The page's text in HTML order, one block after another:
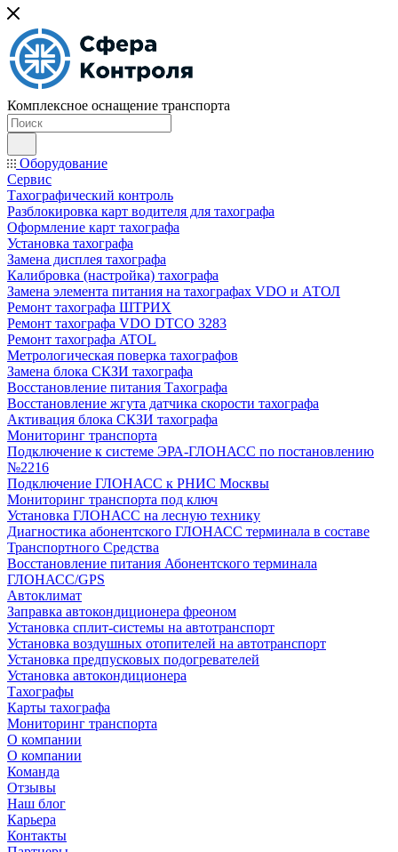
Комплексное оснащение транспорта
Оборудование
Сервис
Тахографический контроль
Разблокировка карт водителя для тахографа
Оформление карт тахографа
Установка тахографа
Замена дисплея тахографа
Калибровка (настройка) тахографа
Замена элемента питания на тахографах VDO и АТОЛ
Ремонт тахографа ШТРИХ
Ремонт тахографа VDO DTCO 3283
Ремонт тахографа ATOL
Метрологическая поверка тахографов
Замена блока СКЗИ тахографа
Восстановление питания Тахографа
Восстановление жгута датчика скорости тахографа
Активация блока СКЗИ тахографа
Мониторинг транспорта
Подключение к системе ЭРА-ГЛОНАСС по постановлению
№2216
Подключение ГЛОНАСС к РНИС Москвы
Мониторинг транспорта под ключ
Установка ГЛОНАСС на лесную технику
Диагностика абонентского ГЛОНАСС терминала в составе
Транспортного Средства
Восстановление питания Абонентского терминала
ГЛОНАСС/GPS
Автоклимат
Заправка автокондиционера фреоном
Установка сплит-системы на автотранспорт
Установка воздушных отопителей на автотранспорт
Установка предпусковых подогревателей
Установка автокондиционера
Тахографы
Карты тахографа
Мониторинг транспорта
О компании
О компании
Команда
Отзывы
Наш блог
Карьера
Контакты